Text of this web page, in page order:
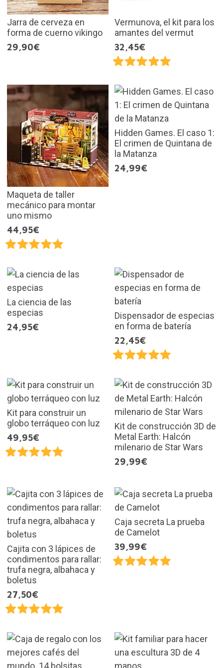
Jarra de cerveza en
forma de cuerno vikingo
29,90€
Vermunova, el kit para los
amantes del vermut
32,45€
Maqueta de taller
mecánico para montar
uno mismo
44,95€
Hidden Games. El caso 1:
El crimen de Quintana de
la Matanza
24,99€
La ciencia de las
especias
24,95€
Dispensador de especias
en forma de batería
22,45€
Kit para construir un
globo terráqueo con luz
49,95€
Kit de construcción 3D de
Metal Earth: Halcón
milenario de Star Wars
29,99€
Cajita con 3 lápices de
condimentos para rallar:
trufa negra, albahaca y
boletus
27,50€
Caja secreta La prueba
de Camelot
39,99€